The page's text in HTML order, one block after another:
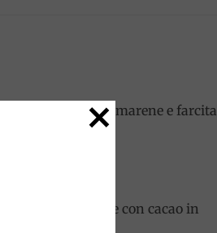
di spezie e amarene e farcita
da decorare con cacao in